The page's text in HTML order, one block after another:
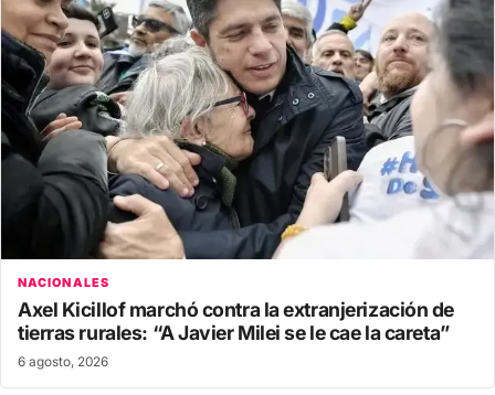
NACIONALES
Axel Kicillof marchó contra la extranjerización de
tierras rurales: “A Javier Milei se le cae la careta”
6 agosto, 2026